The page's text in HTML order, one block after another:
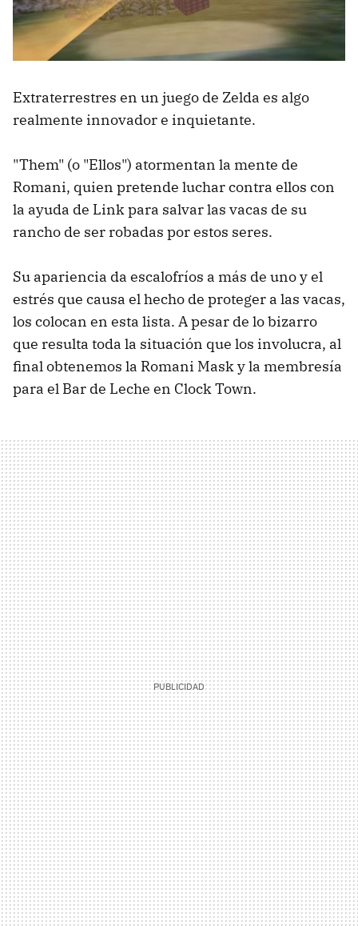
Extraterrestres en un juego de Zelda es algo
realmente innovador e inquietante.
"Them" (o "Ellos") atormentan la mente de
Romani, quien pretende luchar contra ellos con
la ayuda de Link para salvar las vacas de su
rancho de ser robadas por estos seres.
Su apariencia da escalofríos a más de uno y el
estrés que causa el hecho de proteger a las vacas,
los colocan en esta lista. A pesar de lo bizarro
que resulta toda la situación que los involucra, al
final obtenemos la Romani Mask y la membresía
para el Bar de Leche en Clock Town.